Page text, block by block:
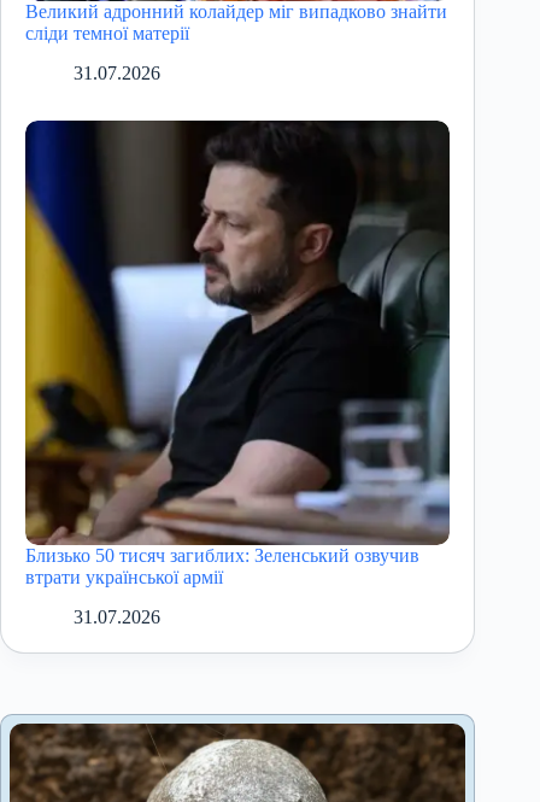
Великий адронний колайдер міг випадково знайти
сліди темної матерії
31.07.2026
Близько 50 тисяч загиблих: Зеленський озвучив
втрати української армії
31.07.2026